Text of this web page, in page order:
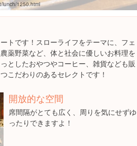
lunch/1250.html
トです！スローライフをテーマに、フェ
薬野菜など、体と社会に優しいお料理を
としたおやつやコーヒー、雑貨なども販
こだわりのあるセレクトです！
開放的な空間
席間隔がとても広く、周りを気にせずゆ
ったりできますよ！